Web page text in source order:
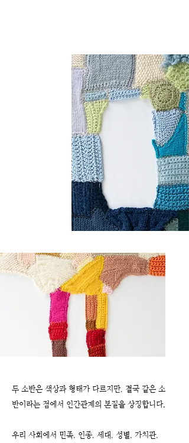
두 소반은 색상과 형태가 다르지만, 결국 같은 소
반이라는 점에서 인간관계의 본질을 상징합니다.
우리 사회에서 민족, 인종, 세대, 성별, 가치관,